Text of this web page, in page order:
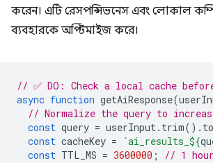
করেন। এটি রেসপন্সিভনেস এবং লোকাল
ব্যবহারকে অপ্টিমাইজ করে।
// ✅ DO: Check a local cache
async function getAiResponse(
// Normalize the query to
const query = userInput. trim().
const cacheKey = `ai_results_ ${
const TTL_MS = 3600000 ; // 1